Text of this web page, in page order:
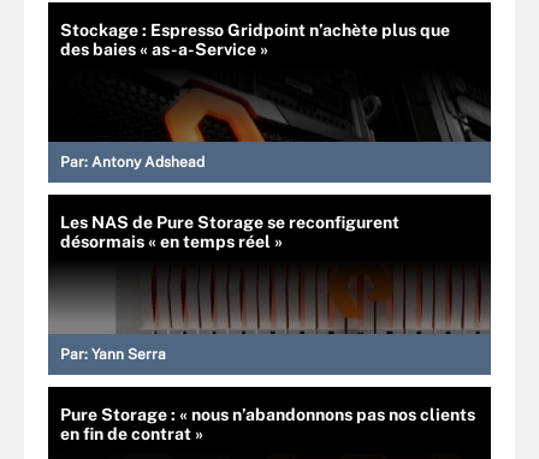
Stockage : Espresso Gridpoint n’achète plus que
des baies « as-a-Service »
Par: Antony Adshead
Les NAS de Pure Storage se reconfigurent
désormais « en temps réel »
Par: Yann Serra
Pure Storage : « nous n’abandonnons pas nos clients
en fin de contrat »